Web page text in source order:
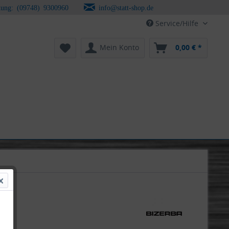
(09748) 9300960 info@statt-shop.de
Service/Hilfe
Mein Konto 0,00 € *